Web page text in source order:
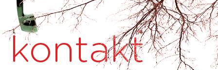
kontakt